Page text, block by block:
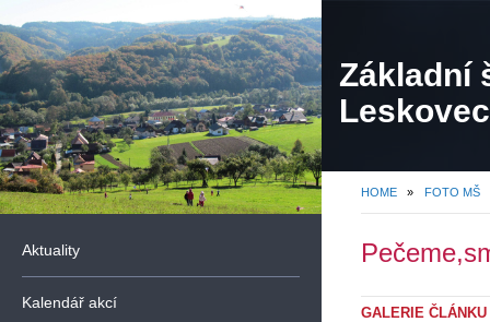
Základní
HOME » FOTO MŠ
Aktuality
Kalendář akcí
GALERIE ČLÁNKU